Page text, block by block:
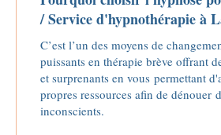
/ Service d'hypnothérapie à
C’est l’un des moyens de
puissants en thérapie brève offrant
et surprenants en vous permettant
propres ressources afin de dénouer
inconscients.